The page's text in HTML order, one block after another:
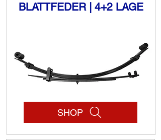
BLATTFEDER | 4+2 LAGE
SHOP